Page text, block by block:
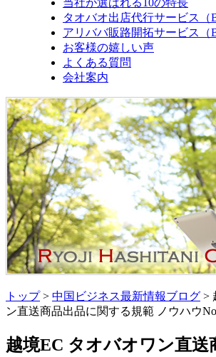
当社が選ばれる10の特長
タオバオ出店代行サービス（
アリババ販路開拓サービス（
お客様の嬉しい声
よくある質問
会社案内
トップ> 中国ビジネス最新情報ブログ >
ン直送商品出品に関する規範 ノウハウ
越境EC タオバオワン直送